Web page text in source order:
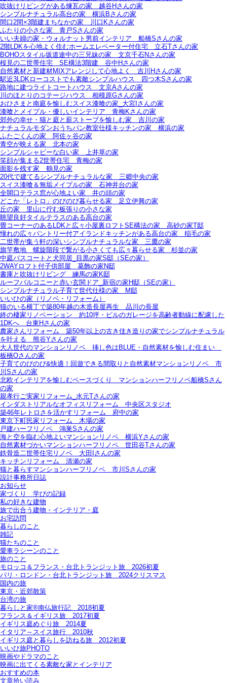
吹抜けリビングがある煉瓦の家＿越谷Hさんの家
シンプルナチュラル高台の家＿横浜Bさんの家
間口2間×3階建まちなかの家＿川口Kさんの家
ふたりの小さな家＿青戸Sさんの家
いい夫婦の家・ウォルナット男前インテリア＿船橋Sさんの家
2階LDKを心地よく住むホームエレベーター付住宅＿立石Tさんの家
BOHOスタイル坂道途中の三兄妹の家＿文京千石Nさんの家
桜見の二世帯住宅＿SE構法3階建＿谷中Hさんの家
自然素材と新建材MIXアレンジして心地よく＿吉川Hさんの家
駅近3LDKローコストでも素敵シンプルハウス＿四つ木Sさんの家
路地に建つライトコートハウス＿文京Aさんの家
川のほとりのコテージハウス＿相模原Gさんの家
おひさまと南庭を愉しむスイス漆喰の家_大宮Iさんの家
漆喰とメイプル・優しいインテリア＿青梅Kさんの家
郊外の幸せ・猫と庭と薪ストーブを愉しむ家＿吉川の家
ナチュラルモダンおうちパン教室仕様キッチンの家＿横浜の家
ふたごくんの家＿阿佐ヶ谷の家
青空が映える家＿北本の家
シンプルシャビーな白い家＿上井草の家
笑顔が集まる2世帯住宅＿青梅の家
面影を残す家＿鶴見の家
20代で建てるシンプルナチュラルな家＿三郷中央の家
スイス漆喰＆無垢メイプルの家＿石神井台の家
全開口テラス窓が心地よい家＿井の頭の家
どこか「レトロ」のびのび暮らせる家＿足立伊興の家
丘の家＿里山に佇む板張りの小さな家
眺望良好タイルテラスのある高台の家
畳コーナーのあるLDKと広々小屋裏ロフトSE構法の家＿高砂の家T邸
憧れの広々パントリー付アイランドキッチンがある高台の家＿稲毛の家
二世帯が集う軒の深いシンプルナチュラルな家＿三鷹の家
旗竿敷地＿螺旋階段で繋がる小さくても広々暮らせる家＿杉並の家
中庭バスコートと犬同居_目黒の家S邸（SEの家）
2WAYロフト付子供部屋＿葛飾の家N邸
書庫と吹抜けリビング 練馬の家K邸
ルーフバルコニーと赤い玄関ドア_新宿の家H邸（SEの家）
シンプルナチュラル子育て世代仕様の家 M邸
いいひの家（リノベ・リフォーム）
猫のいる横丁で築80年越の木造長屋再生＿品川の長屋
終の棲家リノベーション＿約10坪・ビルのガレージを高齢者動線に配慮した
1DKへ＿台東Hさんの家
農家さんリフォーム＿築50年以上の古き佳き造りの家でシンプルナチュラル
を叶える＿熊谷Yさんの家
大人世代のマンションリノベ＿挿し色はBLUE・自然素材を愉しむ住まい＿
板橋Oさんの家
子育てのびのび&快適！回遊できる間取りと自然素材マンションリノベ＿市
川Sさんの家
北欧インテリアを愉しむベースづくり＿マンションハーフリノベ船橋Sさん
の家
親孝行ご実家リフォーム_水元Tさんの家
インダストリアルなオフィスリフォーム＿中央区スタジオ
築46年レトロさを活かすリフォーム＿府中の家
東京下町民家リフォーム＿木場の家
戸建ハーフリノベ＿鴻巣Sさんの家
海と空を臨む心地よいマンションリノベ＿横浜Yさんの家
自然素材づかいマンションハーフリノベ＿世田谷Tさんの家
鉄骨造二世帯住宅リノベ＿大田Iさんの家
キッチンリフォーム＿清瀬の家
猫と暮らすマンションハーフリノベ＿市川Sさんの家
設計事務所日誌
お知らせ
家づくり 学びの記録
私の好きな建物
旅で出合う建物・インテリア・庭
お宅訪問
暮らしのこと
雑記
猫たちのこと
愛車ラシーンのこと
旅のこと
モロッコ＆フランス・台北トランジット旅＿2026初夏
パリ・ロンドン・台北トランジット旅＿2024クリスマス
国内の旅
東京・近郊散策
台湾の旅
暮らしと家®南仏旅行記＿2018初夏
フランス＆イギリス旅＿2017初夏
イギリス庭めぐり旅＿2014夏
イタリア～スイス旅行 2010秋
イギリス庭と暮らしを訪ねる旅＿2012初夏
いいひ旅PHOTO
映画やドラマのこと
映画に出てくる素敵な家とインテリア
おすすめの本
文章拾い読み